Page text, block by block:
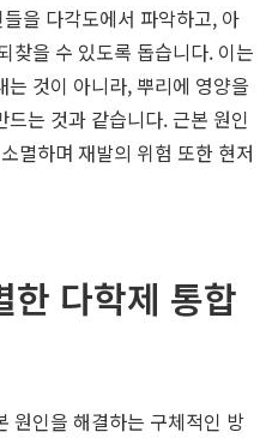
을 다각도에서 파악하고, 아
찾을 수 있도록 돕습니다. 이는
것이 아니라, 뿌리에 영양을
는 것과 같습니다. 근본 원인
멸하며 재발의 위험 또한 현저
한 다학제 통합
원인을 해결하는 구체적인 방